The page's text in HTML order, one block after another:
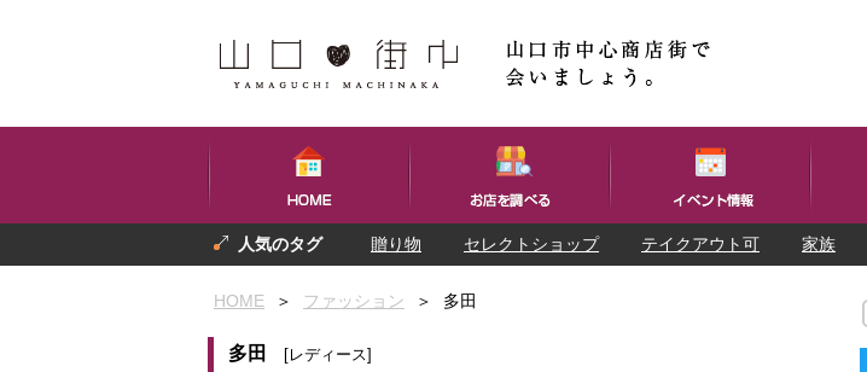
贈り物 セレクトショップ テイクアウト可 家族
HOME ＞ ファッション ＞ 多田
多田 [レディース]